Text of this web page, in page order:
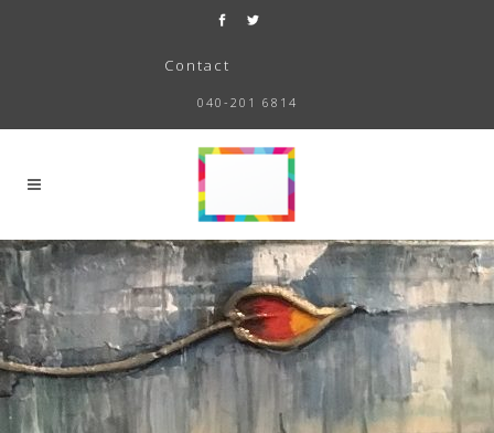
Contact
040-201 6814